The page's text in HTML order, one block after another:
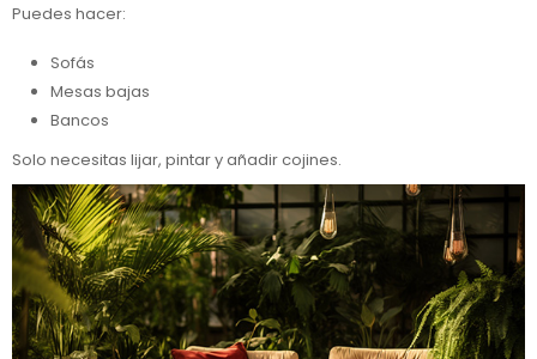
Puedes hacer:
Sofás
Mesas bajas
Bancos
Solo necesitas lijar, pintar y añadir cojines.